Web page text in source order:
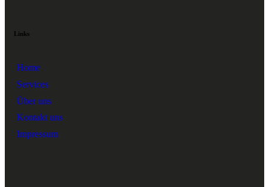
Links
Home
Services
Über uns
Kontakt uns
Impressum